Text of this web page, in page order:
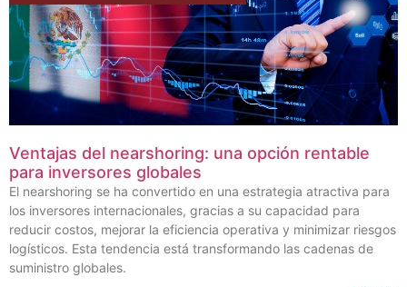
Ventajas del nearshoring: una opción rentable
para inversores globales
El nearshoring se ha convertido en una estrategia atractiva para
los inversores internacionales, gracias a su capacidad para
reducir costos, mejorar la eficiencia operativa y minimizar riesgos
logísticos. Esta tendencia está transformando las cadenas de
suministro globales.